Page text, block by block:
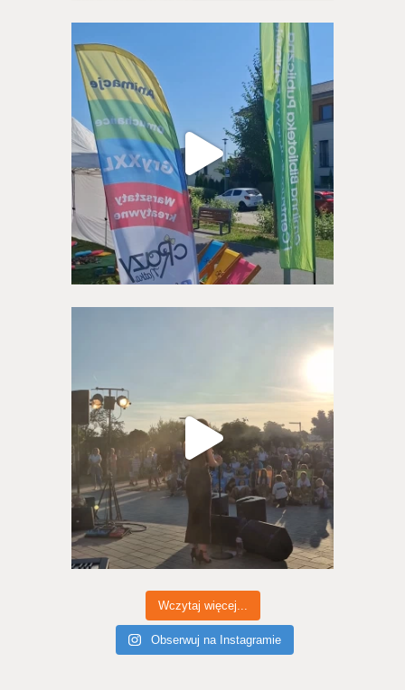
Wczytaj więcej...
Obserwuj na Instagramie